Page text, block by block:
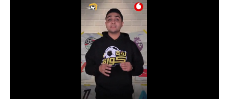
الدوري السعودي للمحترفين